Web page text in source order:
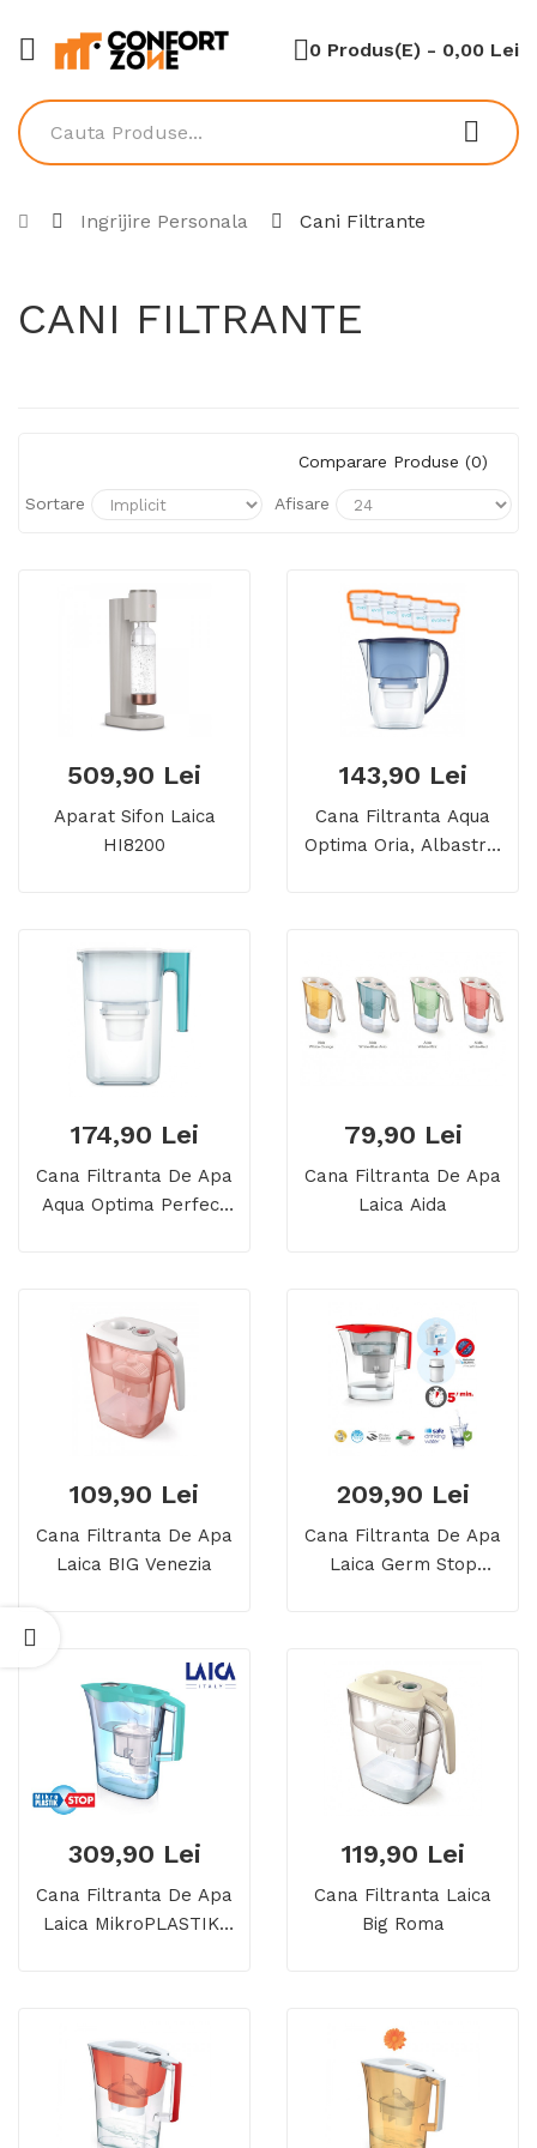
0 Produs(e) - 0,00 Lei
Ingrijire Personala Cani Filtrante
CANI FILTRANTE
Comparare Produse (0)
Sortare Afisare
509,90 Lei
Aparat Sifon Laica
HI8200
143,90 Lei
Cana Filtranta Aqua
Optima Oria, Albastru,
174,90 Lei
Cana Filtranta De Apa
Aqua Optima Perfect
79,90 Lei
Cana Filtranta De Apa
Laica Aida
109,90 Lei
Cana Filtranta De Apa
Laica BIG Venezia
209,90 Lei
Cana Filtranta De Apa
Laica Germ Stop
309,90 Lei
Cana Filtranta De Apa
Laica MikroPLASTIK-
119,90 Lei
Cana Filtranta Laica
Big Roma